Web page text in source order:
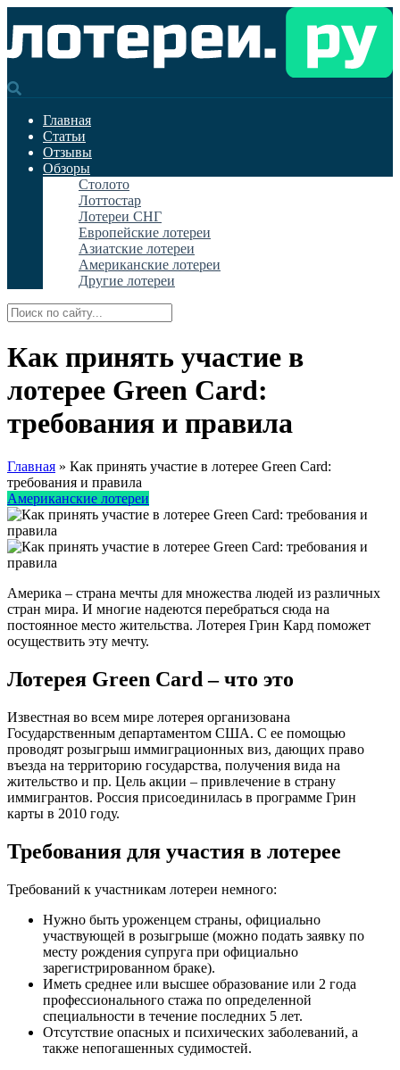
Главная
Статьи
Отзывы
Обзоры
Столото
Лоттостар
Лотереи СНГ
Европейские лотереи
Азиатские лотереи
Американские лотереи
Другие лотереи
Как принять участие в
лотерее Green Card:
требования и правила
Главная » Как принять участие в лотерее Green Card:
требования и правила
Американские лотереи
Америка – страна мечты для множества людей из различных
стран мира. И многие надеются перебраться сюда на
постоянное место жительства. Лотерея Грин Кард поможет
осуществить эту мечту.
Лотерея Green Card – что это
Известная во всем мире лотерея организована
Государственным департаментом США. С ее помощью
проводят розыгрыш иммиграционных виз, дающих право
въезда на территорию государства, получения вида на
жительство и пр. Цель акции – привлечение в страну
иммигрантов. Россия присоединилась в программе Грин
карты в 2010 году.
Требования для участия в лотерее
Требований к участникам лотереи немного:
Нужно быть уроженцем страны, официально
участвующей в розыгрыше (можно подать заявку по
месту рождения супруга при официально
зарегистрированном браке).
Иметь среднее или высшее образование или 2 года
профессионального стажа по определенной
специальности в течение последних 5 лет.
Отсутствие опасных и психических заболеваний, а
также непогашенных судимостей.